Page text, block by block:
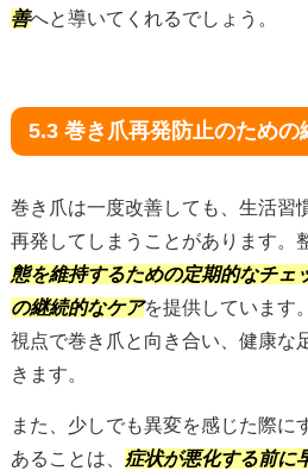
善へと導いてくれるでしょう。
5.3 巻き爪再発防止のための
巻き爪は一度改善しても、生活習
再発してしまうことがあります。
態を維持するための定期的なチェ
の継続的なケアを提供しています
視点で巻き爪と向き合い、健康な
きます。
また、少しでも異変を感じた際に
あることは、 症状が悪化する前に